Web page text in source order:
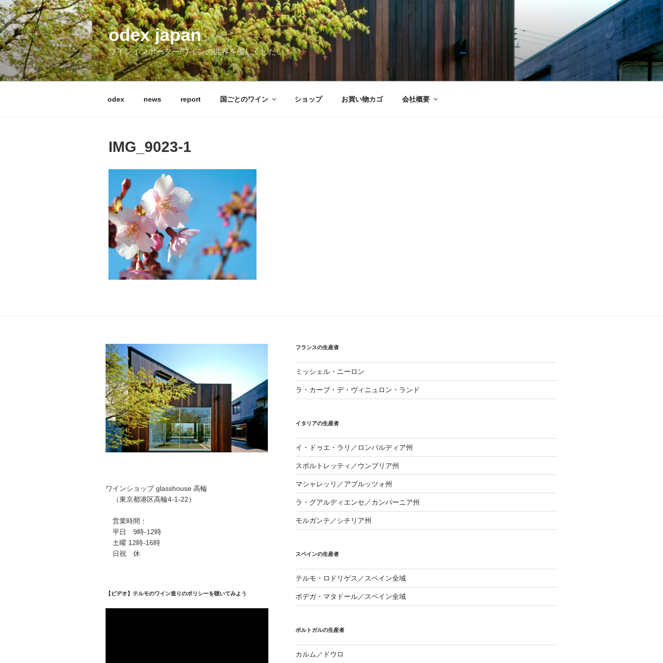
コ
ン
テ
ン
ツ
へ
ス
odex japan
ワインインポーター/ワインの世界を優しくしたい！
odex news report 国ごとのワイン ショップ お買い物カゴ 会社概要
IMG_9023-1
ワインショップ glasshouse 高輪
（東京都港区高輪4-1-22）
営業時間：
平日 9時-12時
土曜 12時-16時
日祝 休
【ビデオ】テルモのワイン造りのポリシーを聴いてみよう
フランスの生産者
ミッシェル・ニーロン
ラ・カーブ・デ・ヴィニュロン・ランド
イタリアの生産者
イ・ドゥエ・ラリ／ロンバルディア州
スポルトレッティ／ウンブリア州
マシャレッリ／アブルッツォ州
ラ・グアルディエンセ／カンパーニア州
モルガンテ／シチリア州
スペインの生産者
テルモ・ロドリゲス／スペイン全域
ボデガ・マタドール／スペイン全域
ポルトガルの生産者
カルム／ドウロ